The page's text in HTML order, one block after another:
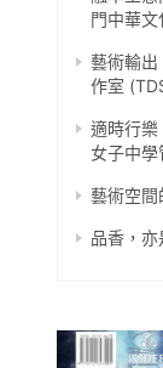
門中華
藝術輸
作室
適時行
女子中學
藝術空
品香，